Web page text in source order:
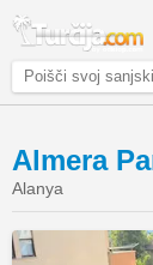
Almera
Alanya